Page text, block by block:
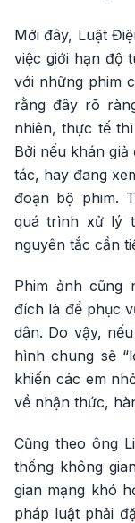
Mới đây, Luật
việc giới hạn độ
với những phim
rằng đây rõ
nhiên, thực tế
Bởi nếu khán
tác, hay đang
đoạn bộ phim.
quá trình xử lý
nguyên tắc cần
Phim ảnh cũng
đích là để phục
dân. Do vậy,
hình chung sẽ
khiến các em
về nhận thức,
Cũng theo ông
thống không
gian mạng khó
pháp luật phải